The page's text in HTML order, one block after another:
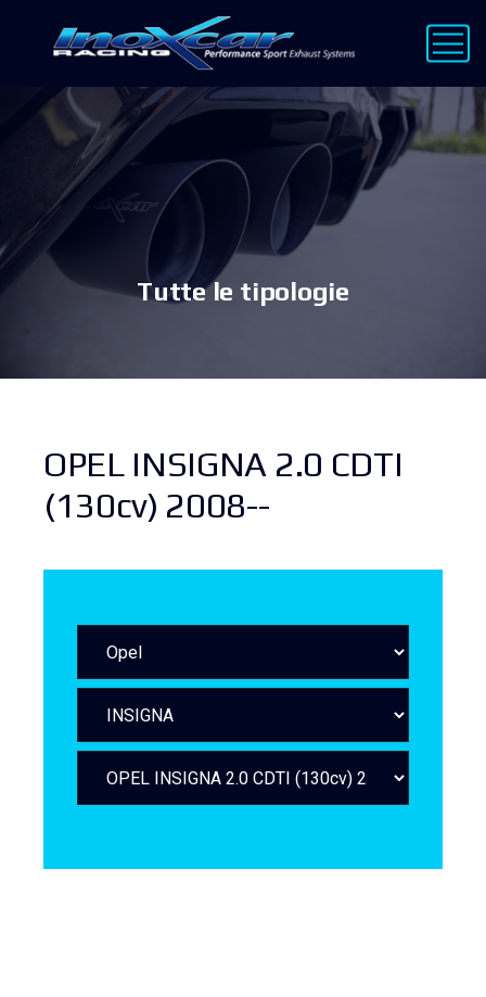
Tutte le tipologie
OPEL INSIGNA 2.0 CDTI
(130cv) 2008--